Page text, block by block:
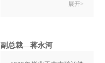
任多家香港上市公司独立
圳大学经济学院教授及香
黎教授于1985年至2016年
展开>
副总裁—蒋永河